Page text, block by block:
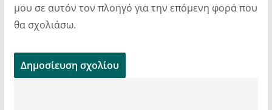
μου σε αυτόν τον πλοηγό για την επόμενη φορά που
θα σχολιάσω.